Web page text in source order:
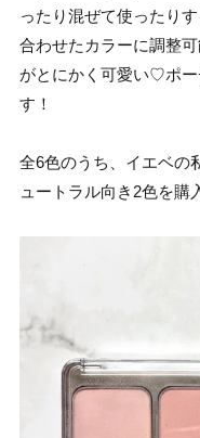
ったり混ぜて使ったり
合わせたカラーに調整
がとにかく可愛い♡ポ
す！
全6色のうち、イエベの
ュートラル向き2色を購